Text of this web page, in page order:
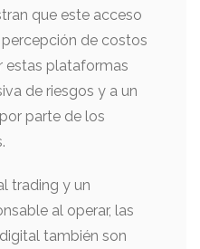
que este acceso
de costos
estas plataformas
de riesgos y a un
parte de los
trading y un
al operar, las
también son